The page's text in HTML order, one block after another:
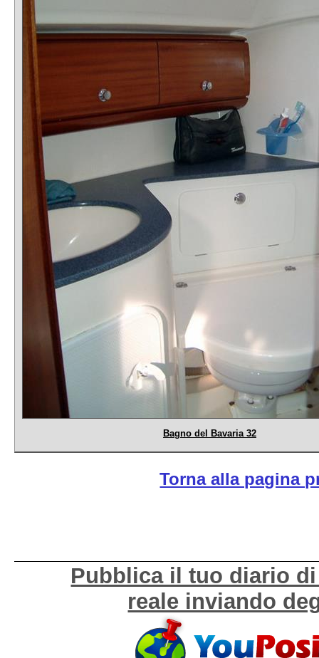
Bagno del Bavaria 32
Torna alla pagina
Pubblica il tuo diario
reale inviando